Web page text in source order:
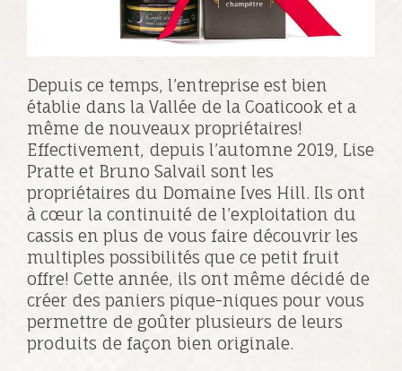
Depuis ce temps, l’entreprise est bien
établie dans la Vallée de la Coaticook et a
même de nouveaux propriétaires!
Effectivement, depuis l’automne 2019, Lise
Pratte et Bruno Salvail sont les
propriétaires du Domaine Ives Hill. Ils ont
à cœur la continuité de l’exploitation du
cassis en plus de vous faire découvrir les
multiples possibilités que ce petit fruit
offre! Cette année, ils ont même décidé de
créer des paniers pique-niques pour vous
permettre de goûter plusieurs de leurs
produits de façon bien originale.